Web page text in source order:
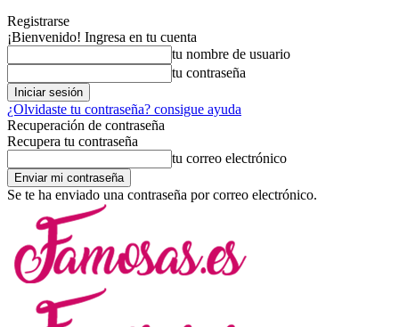
Registrarse
¡Bienvenido! Ingresa en tu cuenta
tu nombre de usuario
tu contraseña
¿Olvidaste tu contraseña? consigue ayuda
Recuperación de contraseña
Recupera tu contraseña
tu correo electrónico
Se te ha enviado una contraseña por correo electrónico.